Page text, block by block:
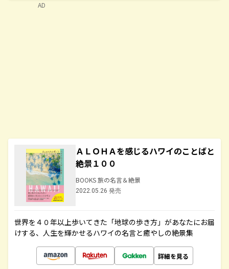
ＡＬＯＨＡを感じるハワイのことばと
絶景１００
BOOKS 旅の名言＆絶景
2022.05.26 発売
世界を４０年以上歩いてきた「地球の歩き方」があなたにお届
けする、人生を輝かせるハワイの名言と癒やしの絶景集
詳細を見る
AD